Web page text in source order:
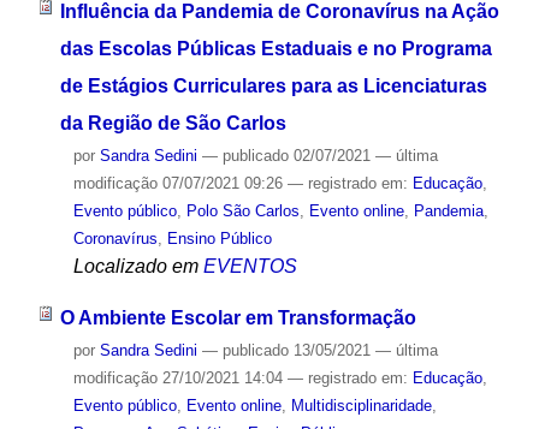
Influência da Pandemia de Coronavírus na Ação
das Escolas Públicas Estaduais e no Programa
de Estágios Curriculares para as Licenciaturas
da Região de São Carlos
por Sandra Sedini — publicado02/07/2021 — última
modificação07/07/2021 09:26 — registrado em: Educação,
Evento público, Polo São Carlos, Evento online, Pandemia,
Coronavírus, Ensino Público
Localizado em EVENTOS
O Ambiente Escolar em Transformação
por Sandra Sedini — publicado13/05/2021 — última
modificação27/10/2021 14:04 — registrado em: Educação,
Evento público, Evento online, Multidisciplinaridade,